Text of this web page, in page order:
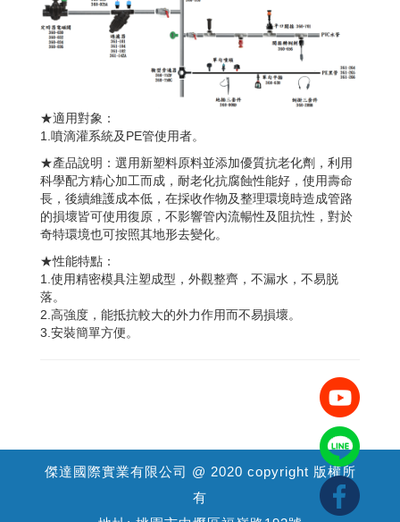
★適用對象：
1.噴滴灌系統及PE管使用者。
★產品說明：選用新塑料原料並添加優質抗老化劑，利用
科學配方精心加工而成，耐老化抗腐蝕性能好，使用壽命
長，後續維護成本低，在採收作物及整理環境時造成管路
的損壞皆可使用復原，不影響管內流暢性及阻抗性，對於
奇特環境也可按照其地形去變化。
★性能特點：
1.使用精密模具注塑成型，外觀整齊，不漏水，不易脱
落。
2.高強度，能抵抗較大的外力作用而不易損壞。
3.安裝簡單方便。
傑達國際實業有限公司 @ 2020 copyright 版權所
有